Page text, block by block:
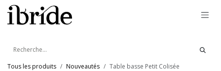
Se rendre au contenu
Tous les produits Nouveautés Table basse Petit Colisée